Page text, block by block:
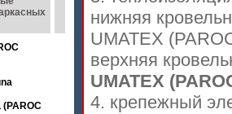
(PAROC
нижняя
UMATEX
верхняя
UMATEX
4. крепежный